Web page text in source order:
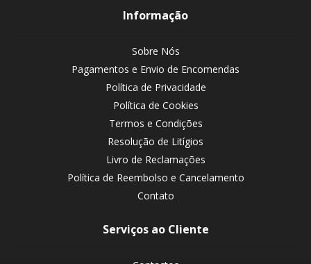
Informação
Sobre Nós
Pagamentos e Envio de Encomendas
Política de Privacidade
Política de Cookies
Termos e Condições
Resolução de Litígios
Livro de Reclamações
Política de Reembolso e Cancelamento
Contato
Serviços ao Cliente